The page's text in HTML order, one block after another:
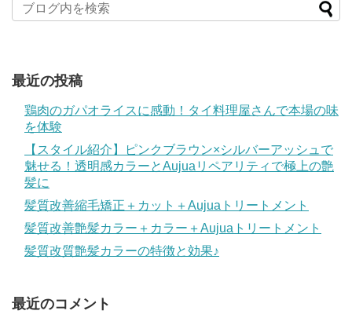
最近の投稿
鶏肉のガパオライスに感動！タイ料理屋さんで本場の味
を体験
【スタイル紹介】ピンクブラウン×シルバーアッシュで
魅せる！透明感カラーとAujuaリペアリティで極上の艶
髪に
髪質改善縮毛矯正＋カット＋Aujuaトリートメント
髪質改善艶髪カラー＋カラー＋Aujuaトリートメント
髪質改質艶髪カラーの特徴と効果♪
最近のコメント